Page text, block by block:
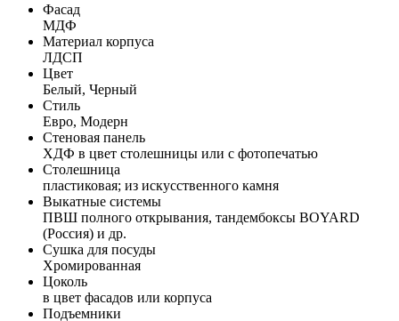
Фасад
МДФ
Материал корпуса
ЛДСП
Цвет
Белый, Черный
Стиль
Евро, Модерн
Стеновая панель
ХДФ в цвет столешницы или с фотопечатью
Столешница
пластиковая; из искусственного камня
Выкатные системы
ПВШ полного открывания, тандембоксы BOYARD
(Россия) и др.
Сушка для посуды
Хромированная
Цоколь
в цвет фасадов или корпуса
Подъемники